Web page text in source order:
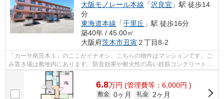
大阪モノレール本線 「沢良宜 」駅 徒歩14
分
東海道本線 「千里丘 」駅 徒歩16分
築40年 / 45.00㎡
大阪府茨木市丑寅２丁目8-2
「カーサ南茨木１」のここがイチオシ。こちらの物件はマンションです。ご
み置き場は敷地内にあります。防音効果や耐火性の高い鉄筋コンクリートの
物件。ミライズ吹田店では、阪急京都...
6.8万円 (管理費等：6,000円 )
敷金 0ヶ月 礼金
2ヶ月